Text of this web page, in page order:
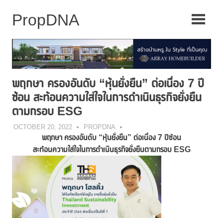
พฤกษา ครองอันดับ “หุ้นยั่งยืน” ต่อเนื่อง 7 ปี
ซ้อน สะท้อนความใส่ใจในการดำเนินธุรกิจยั่งยืน
ตามกรอบ ESG
OCTOBER 20, 2022 PROPDNA
พฤกษา ครองอันดับ “หุ้นยั่งยืน” ต่อเนื่อง 7 ปีซ้อน
สะท้อนความใส่ใจในการดำเนินธุรกิจยั่งยืนตามกรอบ ESG